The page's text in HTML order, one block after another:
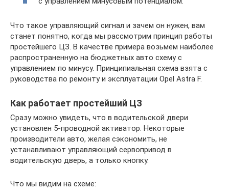
Что такое управляющий сигнал и зачем он нужен, вам
станет понятно, когда мы рассмотрим принцип работы
простейшего ЦЗ. В качестве примера возьмем наиболее
распространенную на бюджетных авто схему с
управлением по минусу. Принципиальная схема взята с
руководства по ремонту и эксплуатации Opel Astra F.
Как работает простейший ЦЗ
Сразу можно увидеть, что в водительской двери
установлен 5-проводной активатор. Некоторые
производители авто, желая сэкономить, не
устанавливают управляющий сервопривод в
водительскую дверь, а только кнопку.
Что мы видим на схеме: